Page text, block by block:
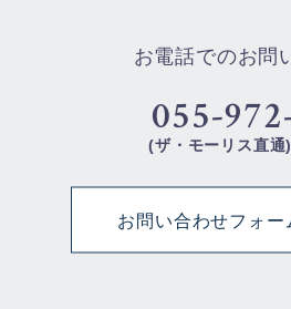
お電話でのお問
055-
(ザ・モーリス直通)
お問い合わせフォー